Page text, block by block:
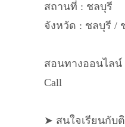
สถานที่ : ชลบุรี
จังหวัด : ชลบุรี /
สอนทางออนไลน์
Call
➤ สนใจเรียนกับ